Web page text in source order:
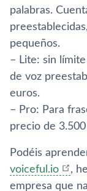
palabras.
pequeños.
– Lite: sin
de voz
euros.
– Pro: Para
precio de
Podéis
voiceful.io
,
empresa que